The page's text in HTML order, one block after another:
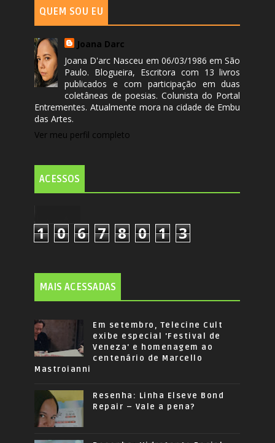
QUEM SOU EU
Joana Darc
Joana D'arc Nasceu em 06/03/1986 em São
Paulo. Blogueira, Escritora com 13 livros
publicados e com participação em duas
coletâneas de poesias. Colunista do Portal
Entrementes. Atualmente mora na cidade de Embu
das Artes.
Ver meu perfil completo
ACESSOS
1 0 6 7 8 0 1 3
MAIS ACESSADAS
Em setembro, Telecine Cult
exibe especial 'Festival de
Veneza' e homenagem ao
centenário de Marcello
Mastroianni
Resenha: Linha Elseve Bond
Repair – Vale a pena?